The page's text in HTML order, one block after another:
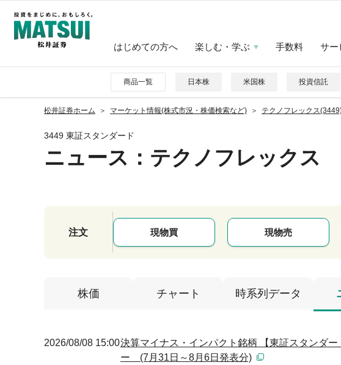
はじめての方へ 楽しむ・学ぶ 手数料 サー
商品一覧 日本株 米国株 投資信託
松井証券ホーム マーケット情報(株式市況・株価検索など) テクノフレックス
3449 東証スタンダード
ニュース ：テクノフレックス
注文 現物買 現物売
株価 チャート 時系列データ
2026/08/08 15:00決算マイナス・インパクト銘柄 【東証スタンダ
ー (7月31日～8月6日発表分)